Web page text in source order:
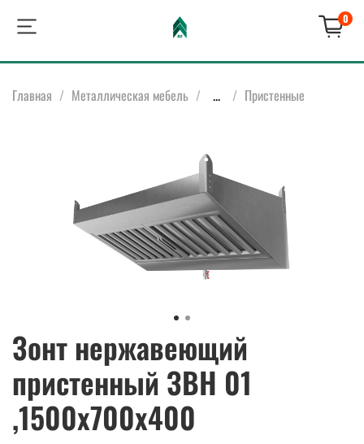
0
Главная Металлическая мебель ... Пристенные
Зонт нержавеющий
пристенный ЗВН 01
,1500х700х400